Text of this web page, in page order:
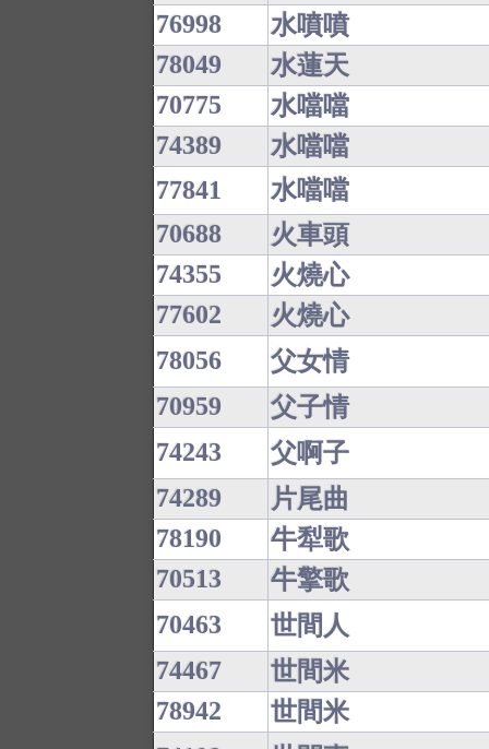
76998
水噴噴
78049
水蓮天
70775
水噹噹
74389
水噹噹
77841
水噹噹
70688
火車頭
74355
火燒心
77602
火燒心
78056
父女情
70959
父子情
74243
父啊子
74289
片尾曲
78190
牛犁歌
70513
牛擎歌
70463
世間人
74467
世間米
78942
世間米